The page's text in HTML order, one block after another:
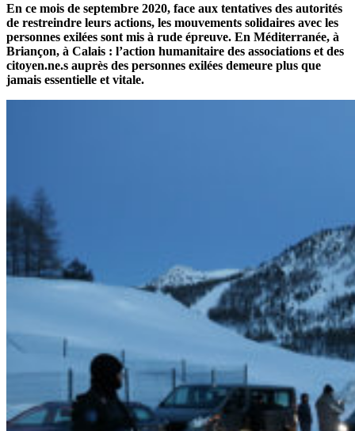
En ce mois de septembre 2020, face aux tentatives des autorités
de restreindre leurs actions, les mouvements solidaires avec les
personnes exilées sont mis à rude épreuve. En Méditerranée, à
Briançon, à Calais : l’action humanitaire des associations et des
citoyen.ne.s auprès des personnes exilées demeure plus que
jamais essentielle et vitale.